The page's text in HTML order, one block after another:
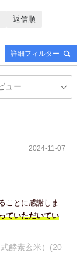
詳細フィルター
返信順
2024-11-07
ことに感謝しま
ていただいてい
酵素玄米）(20